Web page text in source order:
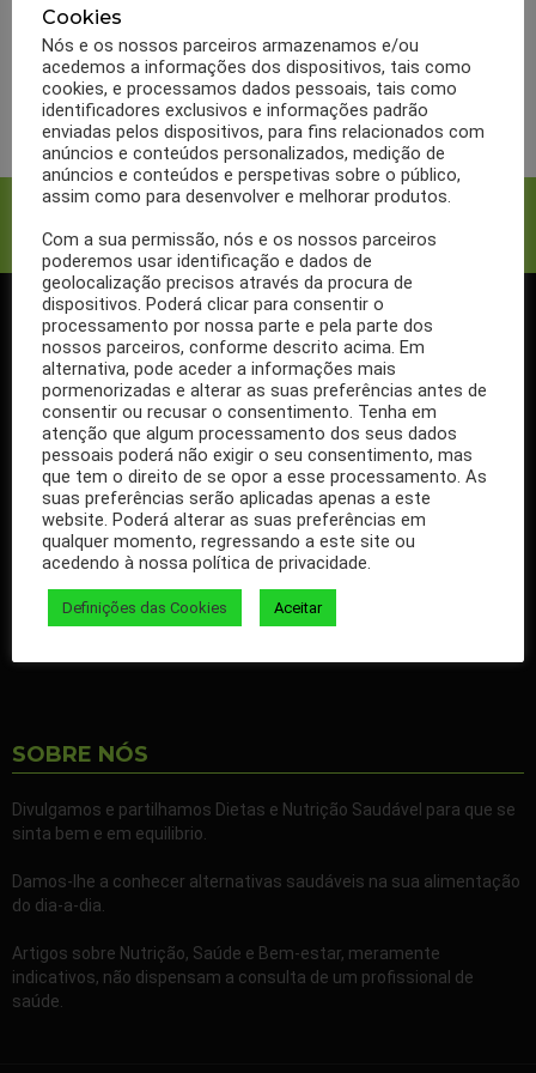
fritas saudáveis?
LER MAIS
SIGA-NOS NO FACEBOOK
Se ainda não segue a nossa página de Facebook, não espere mais!
Basta clicar no botão Seguir em cima.
Ao seguir a nossa página passa a receber gratuitamente os
nossos artigos no seu Facebook.
Partilhe também a nossa página com todos os seus familiares e
amigos.
SOBRE NÓS
Divulgamos e partilhamos Dietas e Nutrição Saudável para que se
sinta bem e em equilibrio.
Damos-lhe a conhecer alternativas saudáveis na sua alimentação
do dia-a-dia.
Artigos sobre Nutrição, Saúde e Bem-estar, meramente
indicativos, não dispensam a consulta de um profissional de
saúde.
Cookies
Nós e os nossos parceiros armazenamos e/ou
acedemos a informações dos dispositivos, tais como
cookies, e processamos dados pessoais, tais como
identificadores exclusivos e informações padrão
enviadas pelos dispositivos, para fins relacionados com
anúncios e conteúdos personalizados, medição de
anúncios e conteúdos e perspetivas sobre o público,
assim como para desenvolver e melhorar produtos.
Com a sua permissão, nós e os nossos parceiros
poderemos usar identificação e dados de
geolocalização precisos através da procura de
dispositivos. Poderá clicar para consentir o
processamento por nossa parte e pela parte dos
nossos parceiros, conforme descrito acima. Em
alternativa, pode aceder a informações mais
pormenorizadas e alterar as suas preferências antes de
consentir ou recusar o consentimento. Tenha em
atenção que algum processamento dos seus dados
pessoais poderá não exigir o seu consentimento, mas
que tem o direito de se opor a esse processamento. As
suas preferências serão aplicadas apenas a este
website. Poderá alterar as suas preferências em
qualquer momento, regressando a este site ou
acedendo à nossa política de privacidade.
Definições das Cookies Aceitar